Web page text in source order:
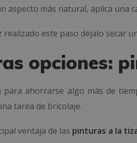
aspecto más natural, aplica una
realizado este paso déjalo secar
opciones:
para ahorrarse algo más de
tarea de bricolaje.
ventaja de las pinturas a la